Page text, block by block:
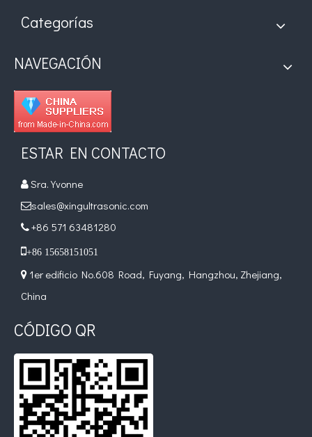
Categorías
NAVEGACIÓN
ESTAR EN CONTACTO
 Sra. Yvonne
sales@xingultrasonic.com
 +86 571 63481280
+86 15658151051
 1er edificio No.608 Road, Fuyang, Hangzhou, Zhejiang,
China
CÓDIGO QR